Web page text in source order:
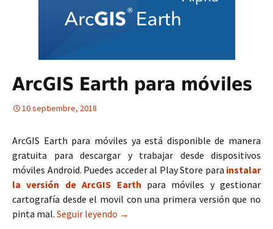
ArcGIS Earth para móviles
10 septiembre, 2018
ArcGIS Earth para móviles ya está disponible de manera
gratuita para descargar y trabajar desde dispositivos
móviles Android. Puedes acceder al Play Store para instalar
la versión de ArcGIS Earth para móviles y gestionar
cartografía desde el movil con una primera versión que no
pinta mal. Seguir leyendo ArcGIS Earth para móviles
→